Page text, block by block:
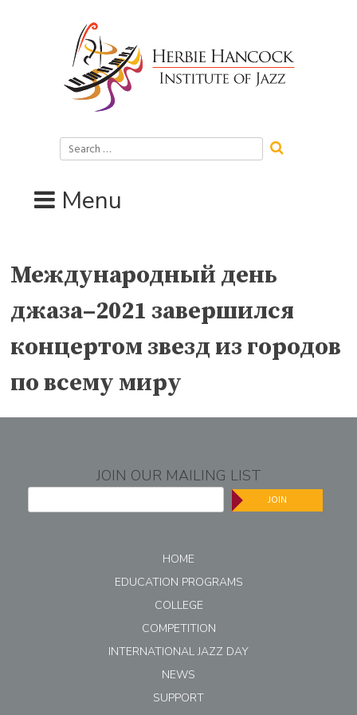
Search
for:
Menu
Международный день
джаза–2021 завершился
концертом звезд из городов
по всему миру
JOIN OUR MAILING LIST
JOIN
HOME
EDUCATION PROGRAMS
COLLEGE
COMPETITION
INTERNATIONAL JAZZ DAY
NEWS
SUPPORT